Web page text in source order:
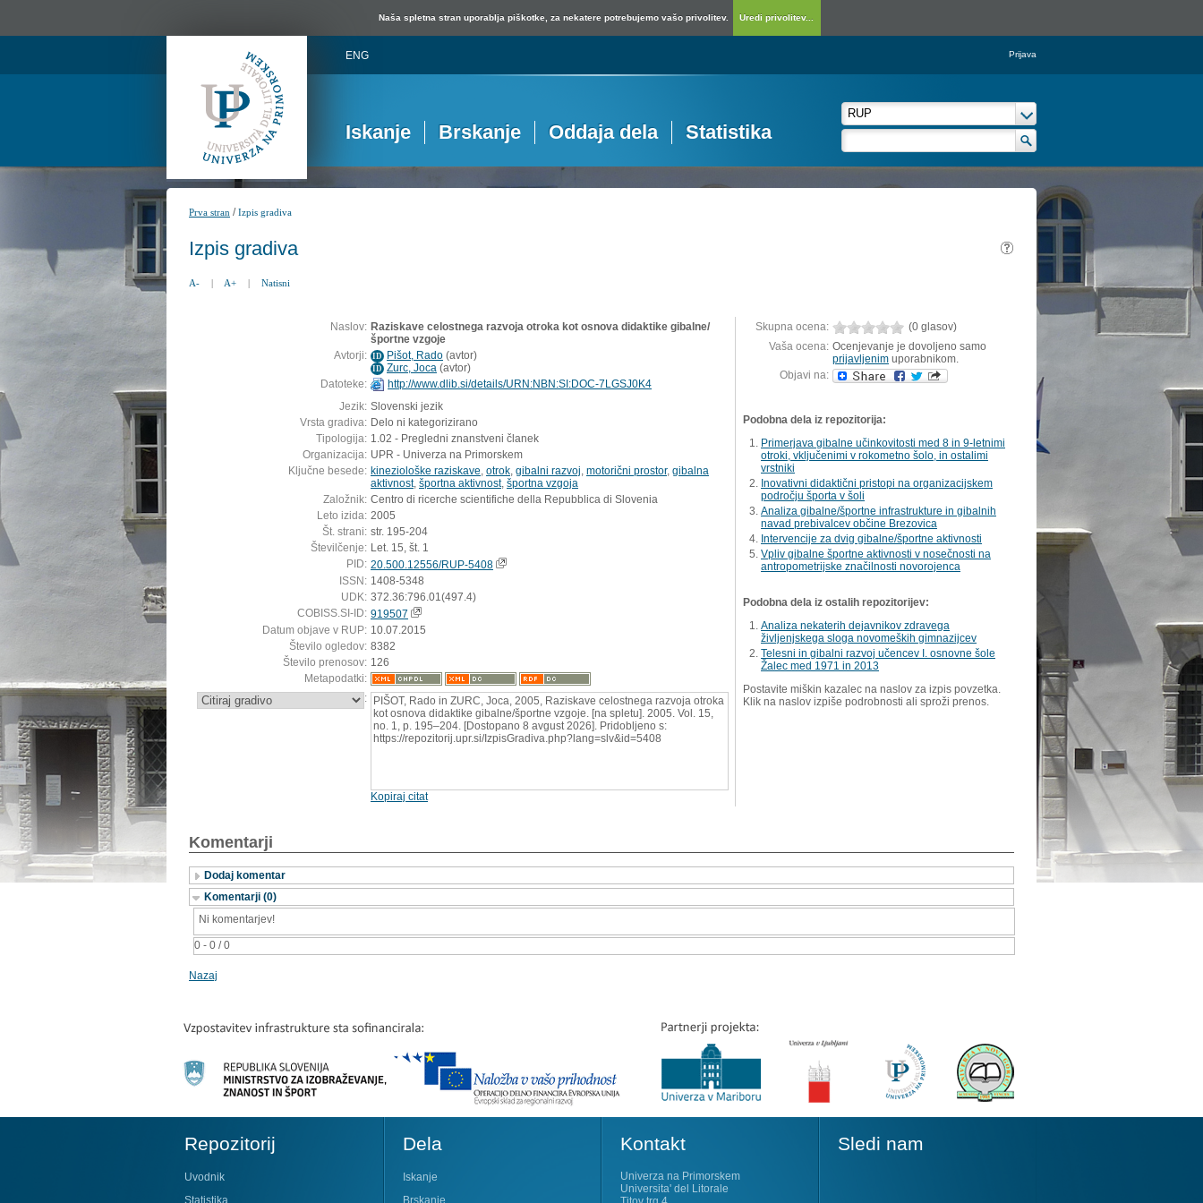
Naša spletna stran uporablja piškotke, za nekatere potrebujemo vašo privolitev. Uredi privolitev...
ENG Prijava
Iskanje Brskanje Oddaja dela Statistika
Prva stran /Izpis gradiva
Izpis gradiva
A- | A+ | Natisni
Naslov: Raziskave celostnega razvoja otroka kot osnova didaktike gibalne/
športne vzgoje
Avtorji: ID Pišot, Rado (avtor)
ID Zurc, Joca (avtor)
Datoteke:
http://www.dlib.si/details/URN:NBN:SI:DOC-7LGSJ0K4
Jezik: Slovenski jezik
Vrsta gradiva: Delo ni kategorizirano
Tipologija: 1.02 - Pregledni znanstveni članek
Organizacija: UPR - Univerza na Primorskem
Ključne besede: kineziološke raziskave otrok gibalni razvoj motorični prostor, gibalna
aktivnost, športna aktivnost, športna vzgoja
Založnik: Centro di ricerche scientifiche della Repubblica di Slovenia
Leto izida: 2005
Št. strani: str. 195-204
Številčenje: Let. 15, št. 1
PID: 20.500.12556/RUP-5408
ISSN: 1408-5348
UDK: 372.36:796.01(497.4)
COBISS.SI-ID: 919507
Datum objave v RUP: 10.07.2015
Število ogledov: 8382
Število prenosov: 126
Metapodatki:
: PIŠOT, Rado in ZURC, Joca, 2005, Raziskave celostnega razvoja otroka
kot osnova didaktike gibalne/športne vzgoje. [na spletu]. 2005. Vol. 15,
no. 1, p. 195–204. [Dostopano 8 avgust 2026]. Pridobljeno s:
https://repozitorij.upr.si/IzpisGradiva.php?lang=slv&id=5408
Kopiraj citat
Skupna ocena:
(0 glasov)
Vaša ocena: Ocenjevanje je dovoljeno samo
prijavljenim uporabnikom.
Objavi na:
Podobna dela iz repozitorija:
Primerjava gibalne učinkovitosti med 8 in 9-letnimi
otroki, vključenimi v rokometno šolo, in ostalimi
vrstniki
Inovativni didaktični pristopi na organizacijskem
področju športa v šoli
Analiza gibalne/športne infrastrukture in gibalnih
navad prebivalcev občine Brezovica
Intervencije za dvig gibalne/športne aktivnosti
Vpliv gibalne športne aktivnosti v nosečnosti na
antropometrijske značilnosti novorojenca
Podobna dela iz ostalih repozitorijev:
Analiza nekaterih dejavnikov zdravega
življenjskega sloga novomeških gimnazijcev
Telesni in gibalni razvoj učencev I. osnovne šole
Žalec med 1971 in 2013
Postavite miškin kazalec na naslov za izpis povzetka.
Klik na naslov izpiše podrobnosti ali sproži prenos.
Komentarji
Dodaj komentar
Komentarji (0)
0 - 0 / 0
Ni komentarjev!
Nazaj
Repozitorij
Uvodnik
Dela
Iskanje
Kontakt
Univerza na Primorskem
Universita' del Litorale
Sledi nam